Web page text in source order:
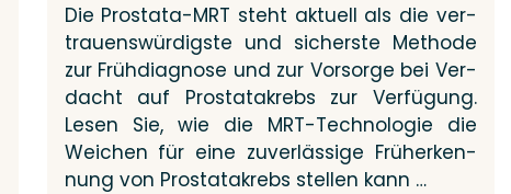
Die Pro­sta­­ta-MRT steht aktu­ell als die ver­
trau­ens­wür­digs­te und sichers­te Metho­de
zur Früh­dia­gno­se und zur Vor­sor­ge bei Ver­
dacht auf Pro­sta­ta­krebs zur Ver­fü­gung.
Lesen Sie, wie die MRT-Tech­­no­­lo­­gie die
Wei­chen für eine zuver­läs­si­ge Früh­erken­
nung von Pro­sta­ta­krebs stel­len kann …